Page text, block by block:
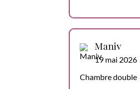
Maniv
19 mai 2026
Chambre double